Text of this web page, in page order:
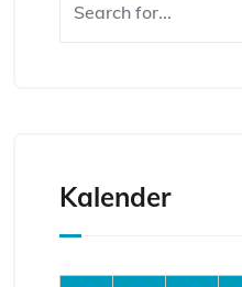
Kalender